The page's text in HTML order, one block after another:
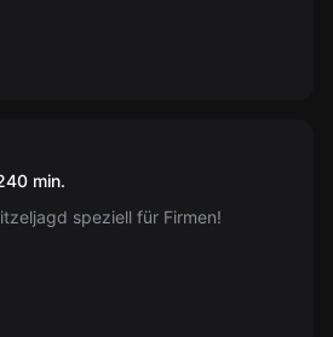
min.
speziell für Firmen!